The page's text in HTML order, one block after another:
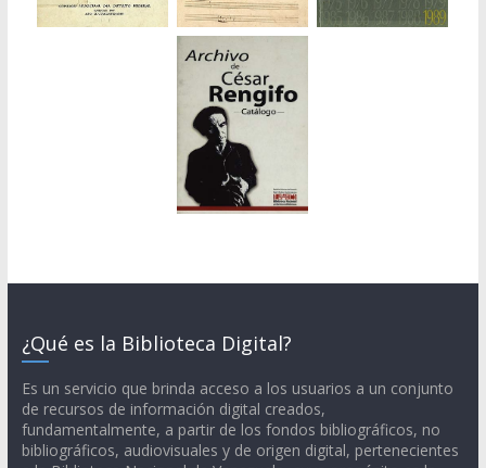
¿Qué es la Biblioteca Digital?
Es un servicio que brinda acceso a los usuarios a un conjunto
de recursos de información digital creados,
fundamentalmente, a partir de los fondos bibliográficos, no
bibliográficos, audiovisuales y de origen digital, pertenecientes